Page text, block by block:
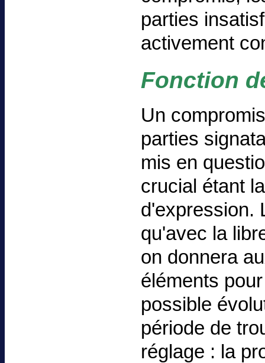
parties
activement
Fonction
Un
parties
mis en
crucial étant
d'expression.
qu'avec la
on donnera
éléments
possible
période de
réglage : la